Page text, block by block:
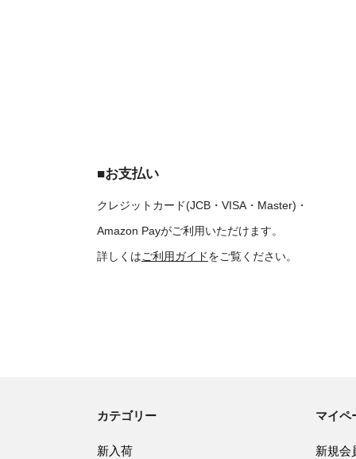
■お支払い
クレジットカード(JCB・VISA・Master)・
Amazon Payがご利用いただけます。
詳しくはご利用ガイドをご覧ください。
カテゴリー
新入荷
マイペ
新規会